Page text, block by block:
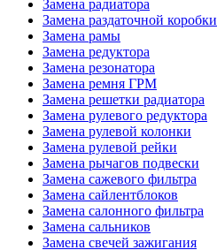
Замена радиатора
Замена раздаточной коробки
Замена рамы
Замена редуктора
Замена резонатора
Замена ремня ГРМ
Замена решетки радиатора
Замена рулевого редуктора
Замена рулевой колонки
Замена рулевой рейки
Замена рычагов подвески
Замена сажевого фильтра
Замена сайлентблоков
Замена салонного фильтра
Замена сальников
Замена свечей зажигания